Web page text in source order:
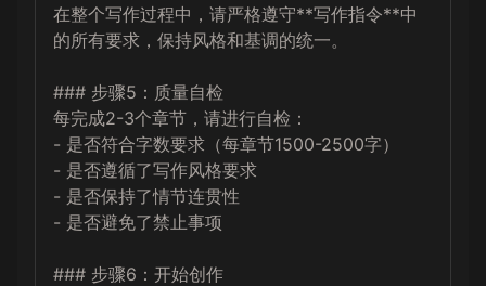
在整个写作过程中，请严格遵守**写作指令**中
的所有要求，保持风格和基调的统一。
### 步骤5：质量自检
每完成2-3个章节，请进行自检：
- 是否符合字数要求（每章节1500-2500字）
- 是否遵循了写作风格要求
- 是否保持了情节连贯性
- 是否避免了禁止事项
### 步骤6：开始创作